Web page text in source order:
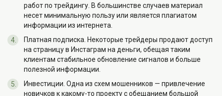
работ по трейдингу. В большинстве случаев материал
несет минимальную пользу или является плагиатом
информации из интернета.
Платная подписка. Некоторые трейдеры продают доступ
на страницу в Инстаграм на деньги, обещая таким
клиентам стабильное обновление сигналов и больше
полезной информации.
Инвестиции. Одна из схем мошенников — привлечение
новичков к какому-то проекту с обещанием большой